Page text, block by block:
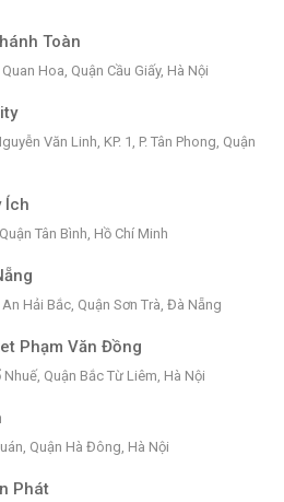
Toàn
Hoa, Quận Cầu Giấy, Hà Nội
Văn Linh, KP. 1, P. Tân Phong, Quận
Ích
Tân Bình, Hồ Chí Minh
Hải Bắc, Quận Sơn Trà, Đà Nẵng
Phạm Văn Đồng
Quận Bắc Từ Liêm, Hà Nội
Quận Hà Đông, Hà Nội
Phát